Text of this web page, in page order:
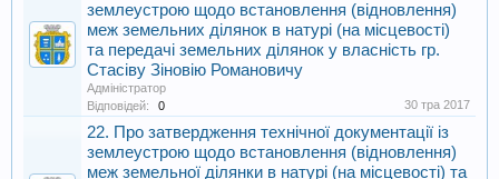
землеустрою щодо встановлення (відновлення)
меж земельних ділянок в натурі (на місцевості)
та передачі земельних ділянок у власність гр.
Стасіву Зіновію Романовичу
Адміністратор
Відповідей:
0 30 тра 2017
22. Про затвердження технічної документації із
землеустрою щодо встановлення (відновлення)
меж земельної ділянки в натурі (на місцевості) та